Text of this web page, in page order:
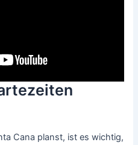
Cana planst, ist es wichtig,